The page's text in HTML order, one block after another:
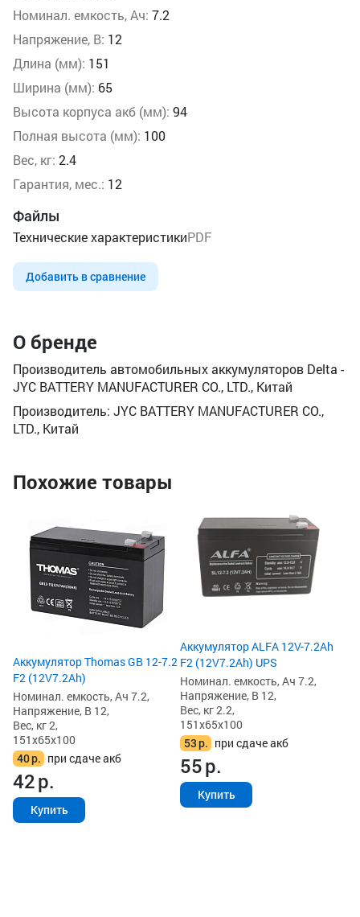
Номинал. емкость, Ач: 7.2
Напряжение, В: 12
Длина (мм): 151
Ширина (мм): 65
Высота корпуса акб (мм): 94
Полная высота (мм): 100
Вес, кг: 2.4
Гарантия, мес.: 12
Файлы
Технические характеристикиPDF
Добавить в сравнение
О бренде
Производитель автомобильных аккумуляторов Delta -
JYC BATTERY MANUFACTURER CO., LTD., Китай
Производитель: JYC BATTERY MANUFACTURER CO.,
LTD., Китай
Похожие товары
Аккумулятор Thomas GB 12-7.2
F2 (12V7.2Ah)
Номинал. емкость, Ач 7.2,
Напряжение, В 12,
Вес, кг 2,
151x65x100
40р. при сдаче акб
42р.
Купить
Аккумулятор ALFA 12V-7.2Ah
F2 (12V7.2Ah) UPS
Номинал. емкость, Ач 7.2,
Напряжение, В 12,
Вес, кг 2.2,
151x65x100
53р. при сдаче акб
55р.
Купить